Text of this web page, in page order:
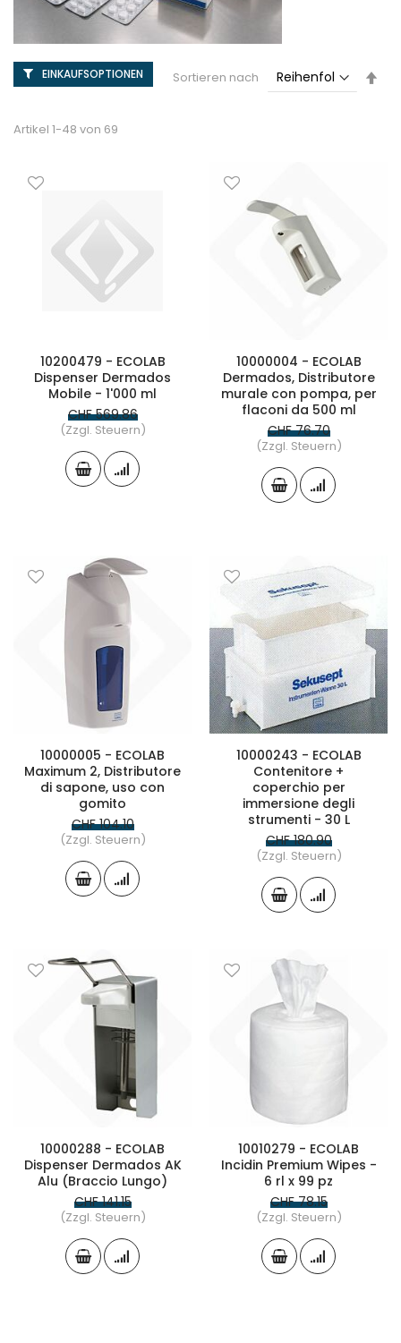
Artikel 1-48 von 69
Sortieren nach
10200479 - ECOLAB
Dispenser Dermados
Mobile - 1'000 ml
CHF 569.86
(Zzgl. Steuern)
10000004 - ECOLAB
Dermados, Distributore
murale con pompa, per
flaconi da 500 ml
CHF 76.70
(Zzgl. Steuern)
10000005 - ECOLAB
Maximum 2, Distributore
di sapone, uso con
gomito
CHF 104.10
(Zzgl. Steuern)
10000243 - ECOLAB
Contenitore +
coperchio per
immersione degli
strumenti - 30 L
CHF 180.90
(Zzgl. Steuern)
10000288 - ECOLAB
Dispenser Dermados AK
Alu (Braccio Lungo)
CHF 141.15
(Zzgl. Steuern)
10010279 - ECOLAB
Incidin Premium Wipes -
6 rl x 99 pz
CHF 78.15
(Zzgl. Steuern)
EINKAUFSOPTIONEN